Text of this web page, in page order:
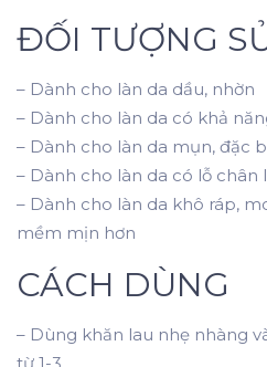
ĐỐI TƯỢNG
– Dành cho làn da dầu, nhờn
– Dành cho làn da có khả
– Dành cho làn da mụn, đặc
– Dành cho làn da có lỗ chân
– Dành cho làn da khô ráp,
mềm mịn hơn
CÁCH DÙNG
– Dùng khăn lau nhẹ nhàng